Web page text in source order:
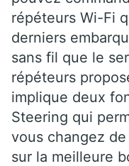
répéteurs Wi-Fi
derniers
sans fil que le
répéteurs
implique deux
Steering qui
vous changez
sur la meilleure